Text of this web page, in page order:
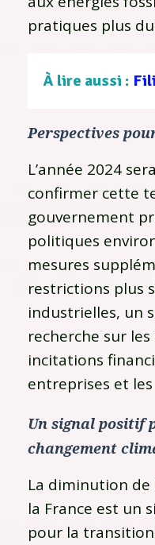
pratiques plus
À lire aussi :
Perspectives
L’année 2024
confirmer cette
gouvernement
politiques
mesures
restrictions plus
industrielles, un
recherche sur
incitations
entreprises et
Un signal positif
changement
La diminution de
la France est un
pour la